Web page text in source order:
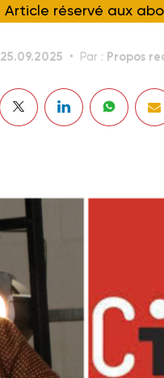
Article réservé aux
25.09.2025 Par : Propos